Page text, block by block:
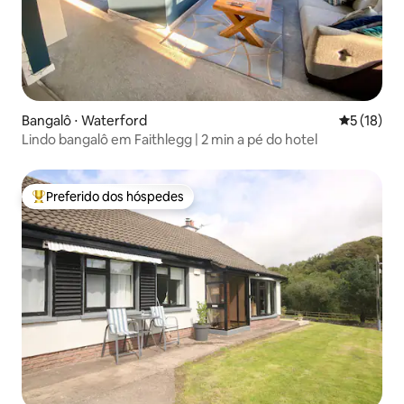
Bangalô ⋅ Waterford 5 de uma
5 (18)
Lindo bangalô em Faithlegg | 2 min a pé do hotel
Entre os melhores preferidos dos hóspedes
Preferido dos hóspedes